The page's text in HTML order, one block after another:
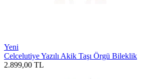
Yeni
Celcelutiye Yazılı Akik Taşı Örgü Bileklik
2.899,00 TL